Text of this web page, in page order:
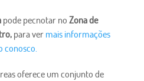
pode pecnotar no Zona de
para ver mais informações
oferece um conjunto de